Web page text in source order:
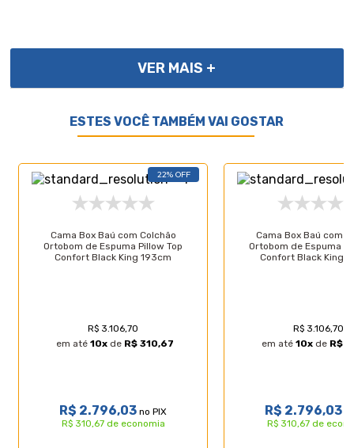
Importante, as cores podem variar conforme a tela; Não
oferecemos montagem; recomendamos profissionais
qualificados. Confira as dimensões para transporte em
elevadores e passagens. Não transportamos por meios especiais.
aceitaremos devoluções por arrependimento apenas se a
Características do Produto
- Acabamento: Bordado em Matelassê;
- Matéria prima: Espuma/Tecido;
pessoa);
- Garantia: 12 meses;
- Dimensões do produto (larg. x comp. x alt.) Super
VER MAIS +
ESTES VOCÊ TAMBÉM VAI GOSTAR
22% OFF
Cama Box Baú com Colchão
Ortobom de Espuma Pillow Top
Confort Black King 193cm
R$ 3.106,70
em até 10xde R$ 310,67
R$ 2.796,03 no PIX
R$ 310,67 de economia
Cama Box Baú com
Ortobom de Espuma
Confort Black King
R$ 3.106,70
em até 10xde R$
R$ 2.796,03
R$ 310,67 de